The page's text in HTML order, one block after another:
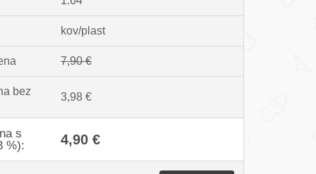
kov/plast
7,90 €
bez 3,98 €
s
%):
4,90 €